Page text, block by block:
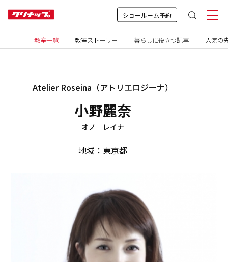
ショールーム予約
教室一覧 教室ストーリー 暮らしに役立つ記事 人気の
Atelier Roseina（アトリエロジーナ）
小野麗奈
オノ レイナ
地域：東京都